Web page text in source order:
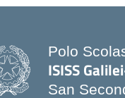
Polo
ISISS
San